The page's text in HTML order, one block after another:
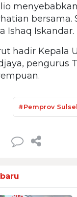
bersama.
Ishaq Iskandar.
hadir Kepala
pengurus
#Pemprov Sulsel